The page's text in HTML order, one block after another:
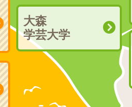
大森
学芸大学